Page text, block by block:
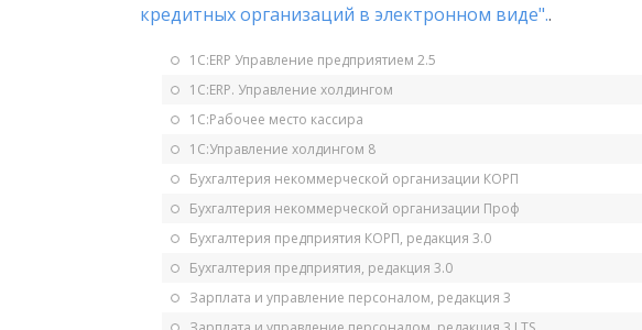
кредитных организаций в электронном виде"..
1С:ERP Управление предприятием 2.5
1С:ERP. Управление холдингом
1С:Рабочее место кассира
1С:Управление холдингом 8
Бухгалтерия некоммерческой организации КОРП
Бухгалтерия некоммерческой организации Проф
Бухгалтерия предприятия КОРП, редакция 3.0
Бухгалтерия предприятия, редакция 3.0
Зарплата и управление персоналом, редакция 3